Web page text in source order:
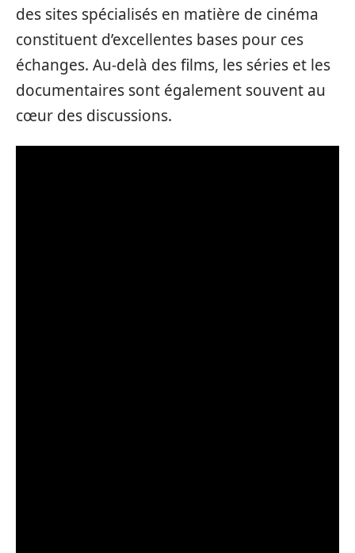
des sites spécialisés en matière de cinéma
constituent d’excellentes bases pour ces
échanges. Au-delà des films, les séries et les
documentaires sont également souvent au
cœur des discussions.